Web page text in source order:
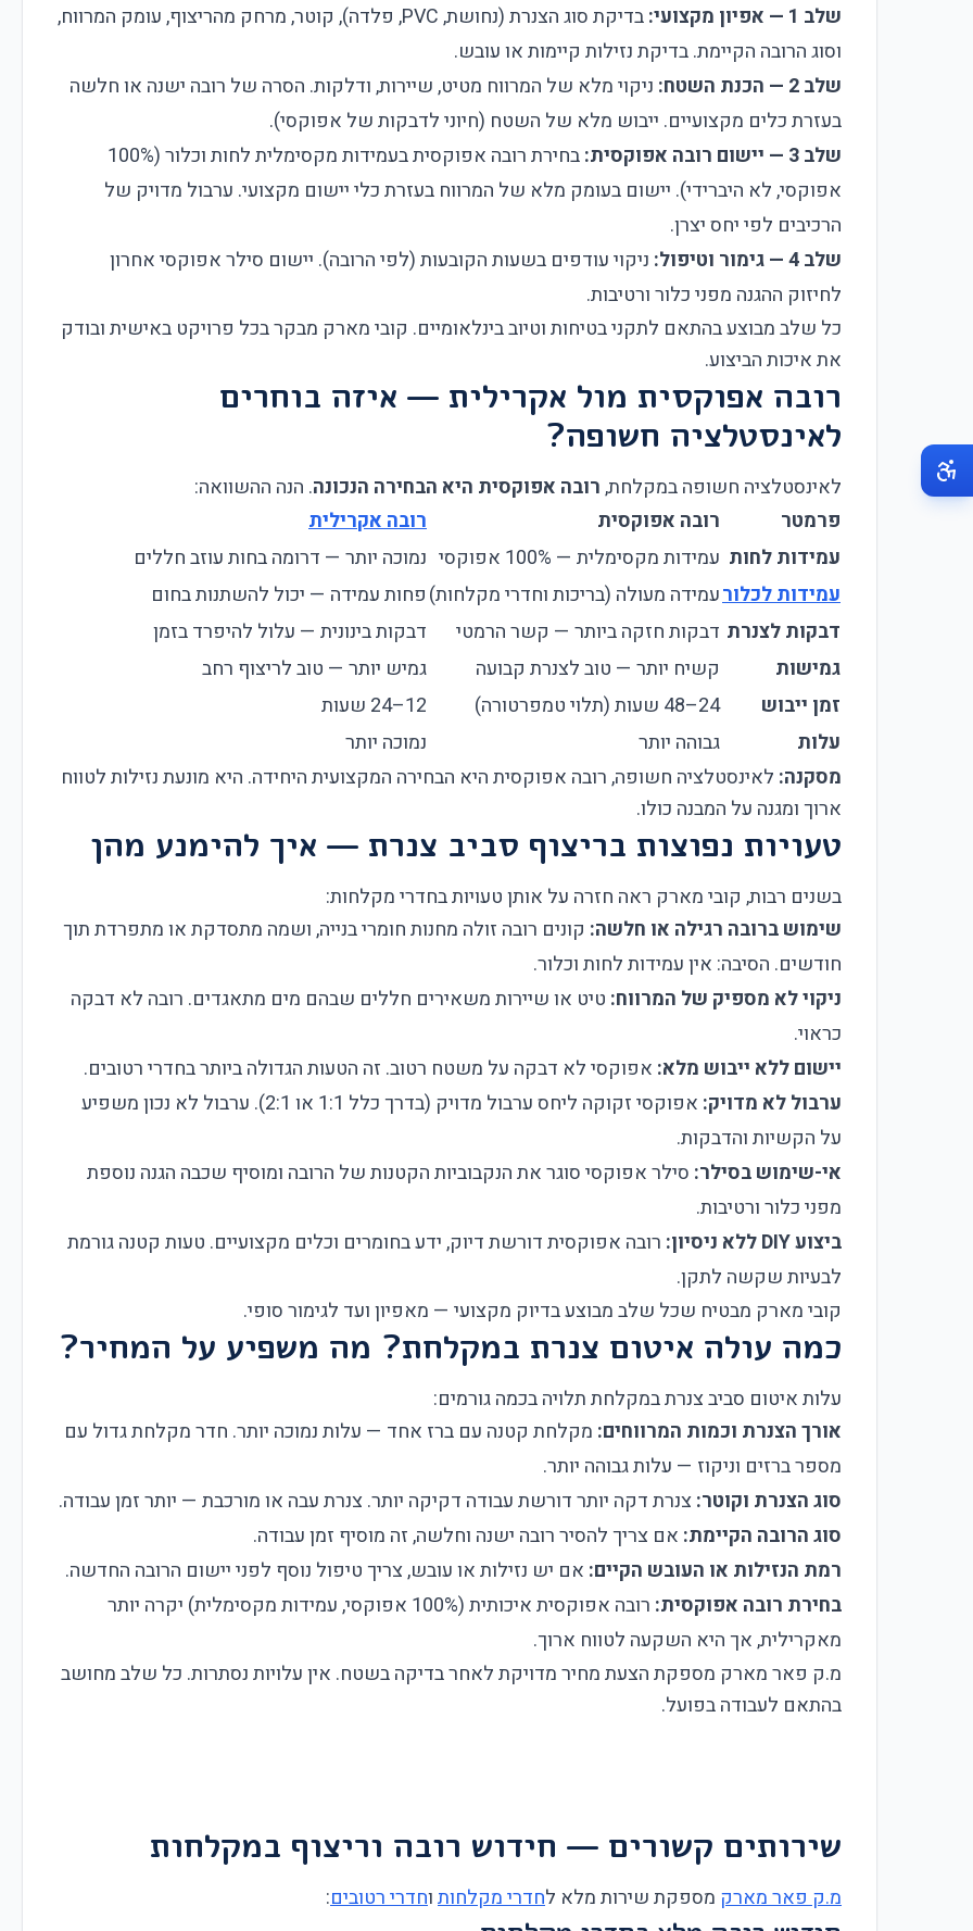
שלב 1 — אפיון מקצועי:
בדיקת סוג הצנרת (נחושת, PVC, פלדה), קוטר, מרחק מהריצוף, עומק המרווח,
וסוג הרובה הקיימת. בדיקת נזילות קיימות או עובש.
שלב 2 — הכנת השטח:
ניקוי מלא של המרווח מטיט, שיירות, ודלקות. הסרה של רובה ישנה או חלשה
בעזרת כלים מקצועיים. ייבוש מלא של השטח (חיוני לדבקות של אפוקסי).
שלב 3 — יישום רובה אפוקסית:
בחירת רובה אפוקסית בעמידות מקסימלית לחות וכלור (100%
אפוקסי, לא היברידי). יישום בעומק מלא של המרווח בעזרת כלי יישום מקצועי. ערבול מדויק של
הרכיבים לפי יחס יצרן.
שלב 4 — גימור וטיפול:
ניקוי עודפים בשעות הקובעות (לפי הרובה). יישום סילר אפוקסי אחרון
לחיזוק ההגנה מפני כלור ורטיבות.
כל שלב מבוצע בהתאם לתקני בטיחות וטיוב בינלאומיים. קובי מארק מבקר בכל פרויקט באישית ובודק
את איכות הביצוע.
רובה אפוקסית מול אקרילית — איזה בוחרים
לאינסטלציה חשופה?
לאינסטלציה חשופה במקלחת,רובה אפוקסית היא הבחירה הנכונה. הנה ההשוואה:
פרמטר
רובה אפוקסית
רובה אקרילית
עמידות לחות עמידות מקסימלית — 100% אפוקסי
נמוכה יותר — דרומה בחות עוזב חללים
עמידות לכלורעמידה מעולה (בריכות וחדרי מקלחות)פחות עמידה — יכול להשתנות בחום
דבקות לצנרת דבקות חזקה ביותר — קשר הרמטי
דבקות בינונית — עלול להיפרד בזמן
גמישות
קשיח יותר — טוב לצנרת קבועה
גמיש יותר — טוב לריצוף רחב
זמן ייבוש
24–48 שעות (תלוי טמפרטורה)
12–24 שעות
עלות
גבוהה יותר
נמוכה יותר
מסקנה: לאינסטלציה חשופה, רובה אפוקסית היא הבחירה המקצועית היחידה. היא מונעת נזילות לטווח
ארוך ומגנה על המבנה כולו.
טעויות נפוצות בריצוף סביב צנרת — איך להימנע מהן
בשנים רבות, קובי מארק ראה חזרה על אותן טעויות בחדרי מקלחות:
שימוש ברובה רגילה או חלשה: קונים רובה זולה מחנות חומרי בנייה, ושמה מתסדקת או מתפרדת תוך
חודשים. הסיבה: אין עמידות לחות וכלור.
ניקוי לא מספיק של המרווח: טיט או שיירות משאירים חללים שבהם מים מתאגדים. רובה לא דבקה
כראוי.
יישום ללא ייבוש מלא: אפוקסי לא דבקה על משטח רטוב. זה הטעות הגדולה ביותר בחדרי רטובים.
ערבול לא מדויק:
אפוקסי זקוקה ליחס ערבול מדויק (בדרך כלל 1:1 או 2:1). ערבול לא נכון משפיע
על הקשיות והדבקות.
אי-שימוש בסילר: סילר אפוקסי סוגר את הנקבוביות הקטנות של הרובה ומוסיף שכבה הגנה נוספת
מפני כלור ורטיבות.
ביצוע DIY ללא ניסיון:
רובה אפוקסית דורשת דיוק, ידע בחומרים וכלים מקצועיים. טעות קטנה גורמת
לבעיות שקשה לתקן.
קובי מארק מבטיח שכל שלב מבוצע בדיוק מקצועי — מאפיון ועד לגימור סופי.
כמה עולה איטום צנרת במקלחת? מה משפיע על המחיר?
עלות איטום סביב צנרת במקלחת תלויה בכמה גורמים:
אורך הצנרת וכמות המרווחים: מקלחת קטנה עם ברז אחד — עלות נמוכה יותר. חדר מקלחת גדול עם
מספר ברזים וניקוז — עלות גבוהה יותר.
סוג הצנרת וקוטר:צנרת דקה יותר דורשת עבודה דקיקה יותר. צנרת עבה או מורכבת — יותר זמן עבודה.
סוג הרובה הקיימת: אם צריך להסיר רובה ישנה וחלשה, זה מוסיף זמן עבודה.
רמת הנזילות או העובש הקיים: אם יש נזילות או עובש, צריך טיפול נוסף לפני יישום הרובה החדשה.
בחירת רובה אפוקסית:
רובה אפוקסית איכותית (100% אפוקסי, עמידות מקסימלית) יקרה יותר
מאקרילית, אך היא השקעה לטווח ארוך.
מ.ק פאר מארק מספקת הצעת מחיר מדויקת לאחר בדיקה בשטח. אין עלויות נסתרות. כל שלב מחושב
בהתאם לעבודה בפועל.
שירותים קשורים — חידוש רובה וריצוף במקלחות
מ.ק פאר מארק מספקת שירות מלא לחדרי מקלחותוחדרי רטובים: